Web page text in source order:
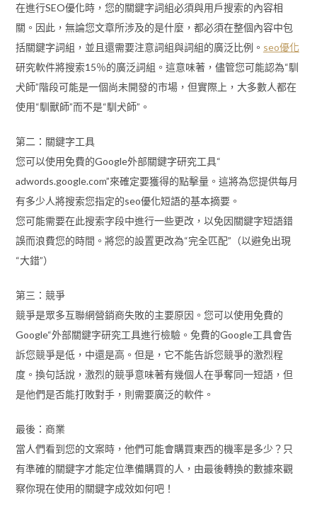
在進行SEO優化時，您的關鍵字詞組必須與用戶搜索的內容相
關。因此，無論您文章所涉及的是什麼，都必須在整個內容中包
括關鍵字詞組，並且還需要注意詞組與詞組的廣泛比例。 seo優化
研究軟件將搜索15％的廣泛詞組。這意味著，儘管您可能認為“馴
犬師”階段可能是一個尚未開發的市場，但實際上，大多數人都在
使用“馴獸師”而不是“馴犬師”。
第二：關鍵字工具
您可以使用免費的Google外部關鍵字研究工具“
adwords.google.com”來確定要獲得的點擊量。這將為您提供每月
有多少人將搜索您指定的seo優化短語的基本摘要。
您可能需要在此搜索字段中進行一些更改，以免因關鍵字短語錯
誤而浪費您的時間。將您的設置更改為“完全匹配”（以避免出現
“大錯”）
第三：競爭
競爭是眾多互聯網營銷商失敗的主要原因。您可以使用免費的
Google“外部關鍵字研究工具進行檢驗。免費的Google工具會告
訴您競爭是低，中還是高。但是，它不能告訴您競爭的激烈程
度。換句話說，激烈的競爭意味著有幾個人在爭奪同一短語，但
是他們是否能打敗對手，則需要廣泛的軟件。
最後：商業
當人們看到您的文案時，他們可能會購買東西的機率是多少？只
有準確的關鍵字才能定位準備購買的人，由最後轉換的數據來觀
察你現在使用的關鍵字成效如何吧！